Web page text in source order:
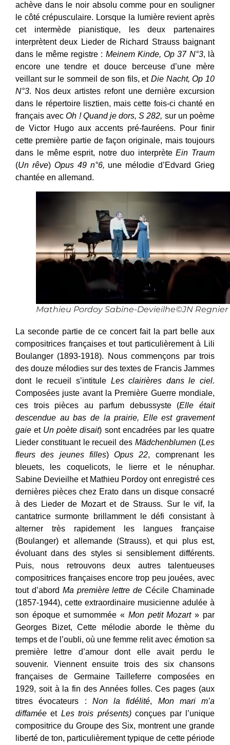
achève dans le noir absolu comme pour en souligner
le côté crépusculaire. Lorsque la lumière revient après
cet intermède pianistique, les deux partenaires
interprètent deux Lieder de Richard Strauss baignant
dans le même registre : Meinem Kinde, Op 37 N°3, là
encore une tendre et douce berceuse d’une mère
veillant sur le sommeil de son fils, etDie Nacht,Op 10
N°3. Nos deux artistes refont une dernière excursion
dans le répertoire lisztien, mais cette fois-ci chanté en
français avecOh ! Quand je dors,S 282, sur un poème
de Victor Hugo aux accents pré-fauréens. Pour finir
cette première partie de façon originale, mais toujours
dans le même esprit, notre duo interprèteEin Traum
(Un rêve) Opus 49 n°6, une mélodie d’Edvard Grieg
chantée en allemand.
Mathieu Pordoy Sabine-Devieilhe©JN Regnier
La seconde partie de ce concert fait la part belle aux
compositrices françaises et tout particulièrement à Lili
Boulanger (1893-1918). Nous commençons par trois
des douze mélodies sur des textes de Francis Jammes
dont le recueil s’intitule Les clairières dans le ciel.
Composées juste avant la Première Guerre mondiale,
ces trois pièces au parfum debussyste (Elle était
descendue au bas de la prairie, Elle est gravement
gaieet Un poète disait) sont encadrées par les quatre
Lieder constituant le recueil desMädchenblumen (Les
fleurs des jeunes filles)Opus 22, comprenant les
bleuets, les coquelicots, le lierre et le nénuphar.
Sabine Devieilhe et Mathieu Pordoy ont enregistré ces
dernières pièces chez Erato dans un disque consacré
à des Lieder de Mozart et de Strauss. Sur le vif, la
cantatrice surmonte brillamment le défi consistant à
alterner très rapidement les langues française
(Boulanger) et allemande (Strauss), et qui plus est,
évoluant dans des styles si sensiblement différents.
Puis, nous retrouvons deux autres talentueuses
compositrices françaises encore trop peu jouées, avec
tout d’abord Ma première lettre deCécile Chaminade
(1857-1944), cette extraordinaire musicienne adulée à
son époque et surnommée « Mon petit Mozart» par
Georges Bizet, Cette mélodie aborde le thème du
temps et de l’oubli, où une femme relit avec émotion sa
première lettre d’amour dont elle avait perdu le
souvenir. Viennent ensuite trois des six chansons
françaises de Germaine Tailleferre composées en
1929, soit à la fin des Années folles. Ces pages (aux
titres évocateurs : Non la fidélité, Mon mari m’a
diffamée et Les trois présents)conçues par l’unique
compositrice du Groupe des Six, montrent une grande
liberté de ton, particulièrement typique de cette période